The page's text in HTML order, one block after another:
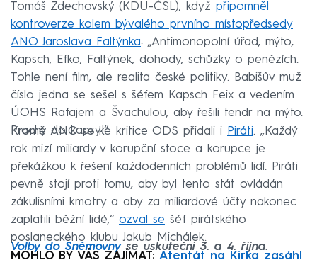
Tomáš Zdechovský (KDU-ČSL), když připomněl
kontroverze kolem bývalého prvního místopředsedy
ANO Jaroslava Faltýnka: „Antimonopolní úřad, mýto,
Kapsch, Efko, Faltýnek, dohody, schůzky o penězích.
Tohle není film, ale realita české politiky. Babišův muž
číslo jedna se sešel s šéfem Kapsch Feix a vedením
ÚOHS Rafajem a Švachulou, aby řešili tendr na mýto.
Prachy do kapsy!“
Kromě ANO se ke kritice ODS přidali i Piráti. „Každý
rok mizí miliardy v korupční stoce a korupce je
překážkou k řešení každodenních problémů lidí. Piráti
pevně stojí proti tomu, aby byl tento stát ovládán
zákulisními kmotry a aby za miliardové účty nakonec
zaplatili běžní lidé,“ ozval se šéf pirátského
poslaneckého klubu Jakub Michálek.
Volby do Sněmovnyse uskuteční 3. a 4. října.
MOHLO BY VÁS ZAJÍMAT: Atentát na Kirka zasáhl